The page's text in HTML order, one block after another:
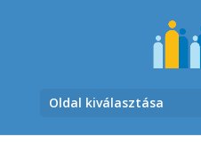
Oldal kiválasztása